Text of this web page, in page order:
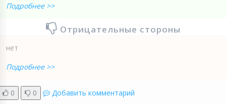
Подробнее >>
Отрицательные стороны
нет
Подробнее >>
0 0 Добавить комментарий